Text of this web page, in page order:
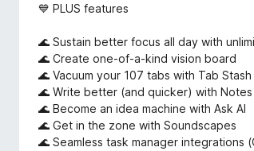
💙 PLUS features
🌊 Sustain better focus all day with
🌊 Create one-of-a-kind vision board
🌊 Vacuum your 107 tabs with Tab Stash
🌊 Write better (and quicker) with Notes
🌊 Become an idea machine with Ask AI
🌊 Get in the zone with Soundscapes
🌊 Seamless task manager integrations